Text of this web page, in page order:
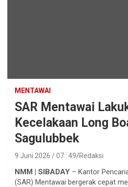
MENTAWAI
SAR Mentawai
Kecelakaan Long
Sagulubbek
9 Juni 2026 / 07 : 49 Redaksi
NMM | SIBADAY – Kantor
(SAR) Mentawai bergerak cepat